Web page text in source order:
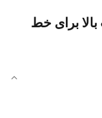
برای خط